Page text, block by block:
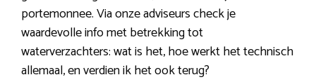
portemonnee. Via onze adviseurs check je
waardevolle info met betrekking tot
waterverzachters: wat is het, hoe werkt het technisch
allemaal, en verdien ik het ook terug?